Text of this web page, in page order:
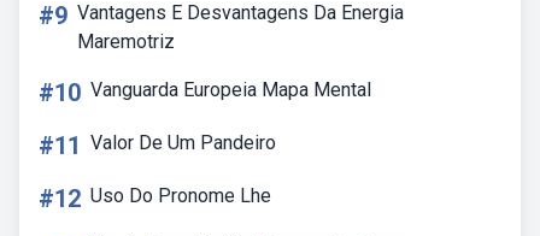
#9 Vantagens E Desvantagens Da Energia
Maremotriz
#10 Vanguarda Europeia Mapa Mental
#11 Valor De Um Pandeiro
#12 Uso Do Pronome Lhe